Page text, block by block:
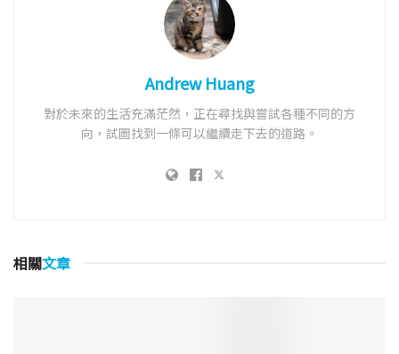
Andrew Huang
對於未來的生活充滿茫然，正在尋找與嘗試各種不同的方
向，試圖找到一條可以繼續走下去的道路。
相關文章